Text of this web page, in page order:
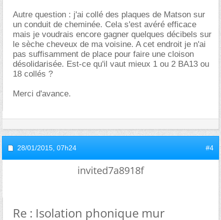
Autre question : j'ai collé des plaques de Matson sur
un conduit de cheminée. Cela s'est avéré efficace
mais je voudrais encore gagner quelques décibels sur
le sèche cheveux de ma voisine. A cet endroit je n'ai
pas suffisamment de place pour faire une cloison
désolidarisée. Est-ce qu'il vaut mieux 1 ou 2 BA13 ou
18 collés ?
Merci d'avance.
28/01/2015, 07h24 #4
invited7a8918f
Re : Isolation phonique mur